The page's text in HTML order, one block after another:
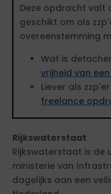
Deze opdracht valt
geschikt om als
overeenstemming
Wat is
vrijheid van
Liever als
freelance
Rijkswaterstaat
Rijkswaterstaat is de
ministerie van
dagelijks aan een